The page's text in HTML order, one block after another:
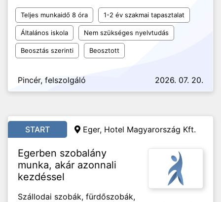
Teljes munkaidő 8 óra 1-2 év szakmai tapasztalat
Általános iskola Nem szükséges nyelvtudás
Beosztás szerinti Beosztott
Pincér, felszolgáló 2026. 07. 20.
START Eger, Hotel Magyarország Kft.
Egerben szobalány
munka, akár azonnali
kezdéssel
Szállodai szobák, fürdőszobák,